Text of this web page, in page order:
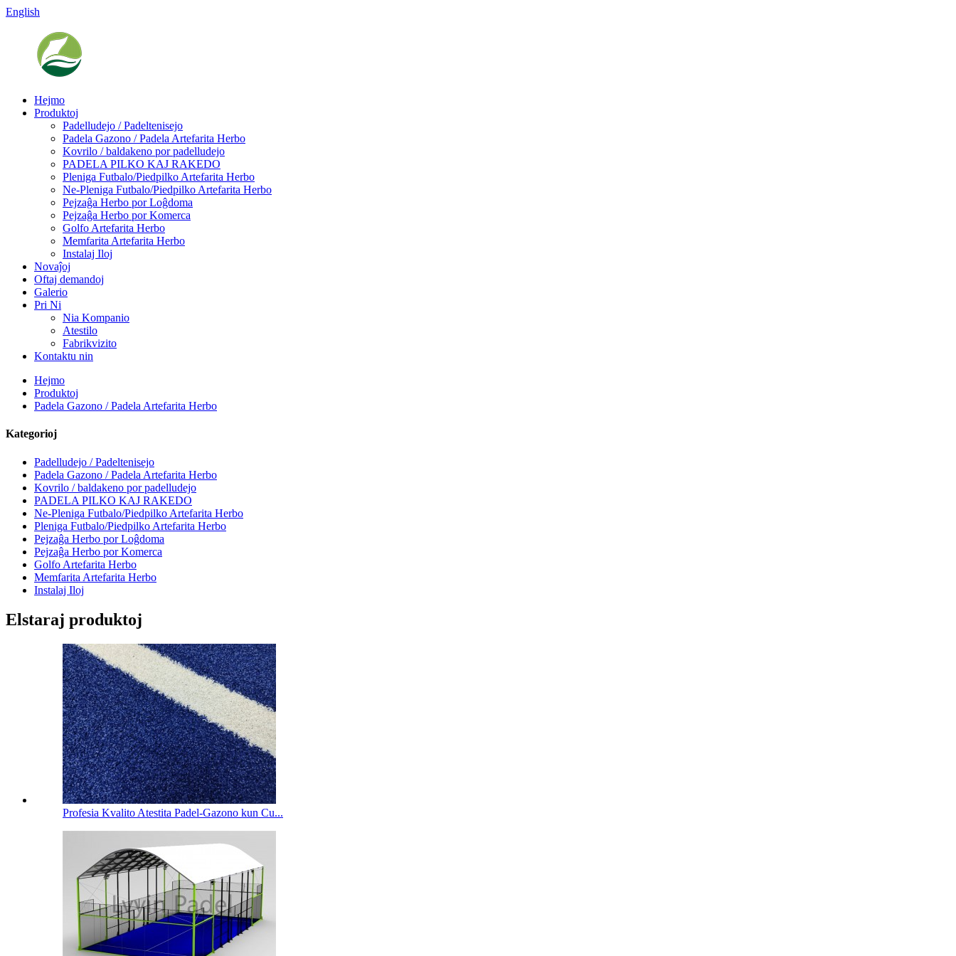
English
Hejmo
Produktoj
Padelludejo / Padeltenisejo
Padela Gazono / Padela Artefarita Herbo
Kovrilo / baldakeno por padelludejo
PADELA PILKO KAJ RAKEDO
Pleniga Futbalo/Piedpilko Artefarita Herbo
Ne-Pleniga Futbalo/Piedpilko Artefarita Herbo
Pejzaĝa Herbo por Loĝdoma
Pejzaĝa Herbo por Komerca
Golfo Artefarita Herbo
Memfarita Artefarita Herbo
Instalaj Iloj
Novaĵoj
Oftaj demandoj
Galerio
Pri Ni
Nia Kompanio
Atestilo
Fabrikvizito
Kontaktu nin
Hejmo
Produktoj
Padela Gazono / Padela Artefarita Herbo
Kategorioj
Padelludejo / Padeltenisejo
Padela Gazono / Padela Artefarita Herbo
Kovrilo / baldakeno por padelludejo
PADELA PILKO KAJ RAKEDO
Ne-Pleniga Futbalo/Piedpilko Artefarita Herbo
Pleniga Futbalo/Piedpilko Artefarita Herbo
Pejzaĝa Herbo por Loĝdoma
Pejzaĝa Herbo por Komerca
Golfo Artefarita Herbo
Memfarita Artefarita Herbo
Instalaj Iloj
Elstaraj produktoj
Profesia Kvalito Atestita Padel-Gazono kun Cu...